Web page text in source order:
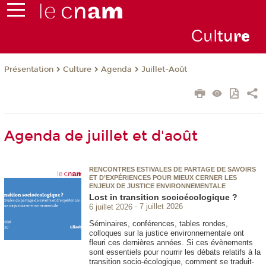
Culture
Présentation Culture Agenda Juillet-Août
Agenda de juillet et d'août
RENCONTRES ESTIVALES DE PARTAGE DE SAVOIRS
ET D’EXPÉRIENCES POUR MIEUX CERNER LES
ENJEUX DE JUSTICE ENVIRONNEMENTALE
Lost in transition socioécologique ?
6 juillet 2026
7 juillet 2026
Séminaires, conférences, tables rondes,
colloques sur la justice environnementale ont
fleuri ces dernières années. Si ces évènements
sont essentiels pour nourrir les débats relatifs à la
transition socio-écologique, comment se traduit-